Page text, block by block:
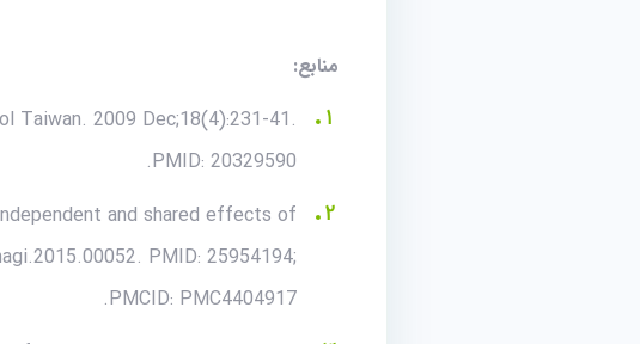
منابع:
Taiwan. 2009 Dec;18(4):231-41.
PMID: 20329590.
and shared effects of
PMID: 25954194;
PMCID: PMC4404917.